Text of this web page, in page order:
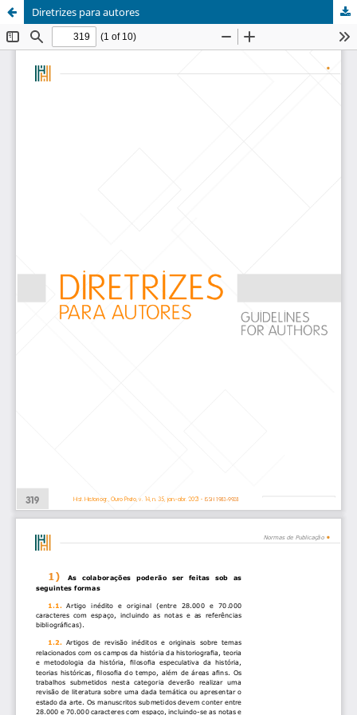
Diretrizes para autores